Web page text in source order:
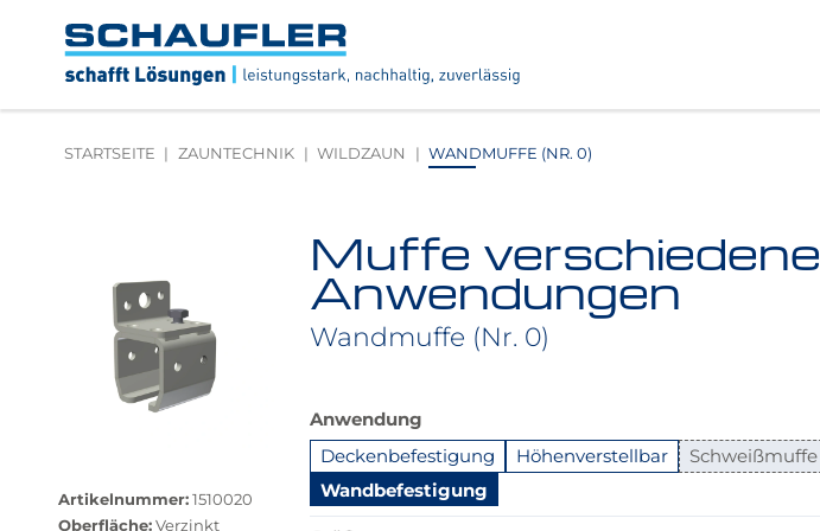
Hauptnavigation
Footernavigation
Logo
verlinkt
zur
STARTSEITE ZAUNTECHNIK WILDZAUN WANDMUFFE (NR. 0)
Bildversion
anzeigen
Artikelnummer:1510020
Oberfläche:Verzinkt
Muffe verschiedene
Anwendungen
Wandmuffe (Nr. 0)
Das
Produkt
ist
in
dieser
Anwendung
Deckenbefestigung Höhenverstellbar Schweißmuffe
Wandbefestigung